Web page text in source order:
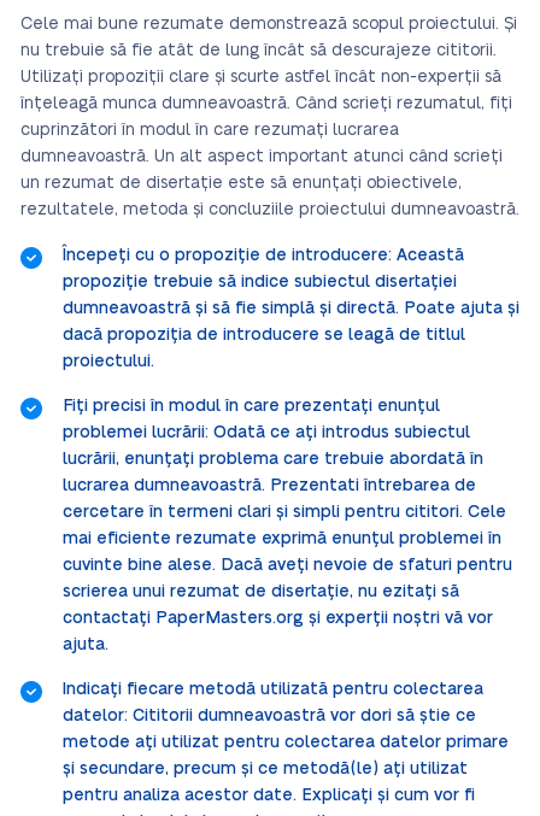
Cele mai bune rezumate demonstrează scopul proiectului. Și
nu trebuie să fie atât de lung încât să descurajeze cititorii.
Utilizați propoziții clare și scurte astfel încât non-experții să
înțeleagă munca dumneavoastră. Când scrieți rezumatul, fiți
cuprinzători în modul în care rezumați lucrarea
dumneavoastră. Un alt aspect important atunci când scrieți
un rezumat de disertație este să enunțați obiectivele,
rezultatele, metoda și concluziile proiectului dumneavoastră.
Începeți cu o propoziție de introducere: Această
propoziție trebuie să indice subiectul disertației
dumneavoastră și să fie simplă și directă. Poate ajuta și
dacă propoziția de introducere se leagă de titlul
proiectului.
Fiți precisi în modul în care prezentați enunțul
problemei lucrării: Odată ce ați introdus subiectul
lucrării, enunțați problema care trebuie abordată în
lucrarea dumneavoastră. Prezentati întrebarea de
cercetare în termeni clari și simpli pentru cititori. Cele
mai eficiente rezumate exprimă enunțul problemei în
cuvinte bine alese. Dacă aveți nevoie de sfaturi pentru
scrierea unui rezumat de disertație, nu ezitați să
contactați PaperMasters.org și experții noștri vă vor
ajuta.
Indicați fiecare metodă utilizată pentru colectarea
datelor: Cititorii dumneavoastră vor dori să știe ce
metode ați utilizat pentru colectarea datelor primare
și secundare, precum și ce metodă(le) ați utilizat
pentru analiza acestor date. Explicați și cum vor fi